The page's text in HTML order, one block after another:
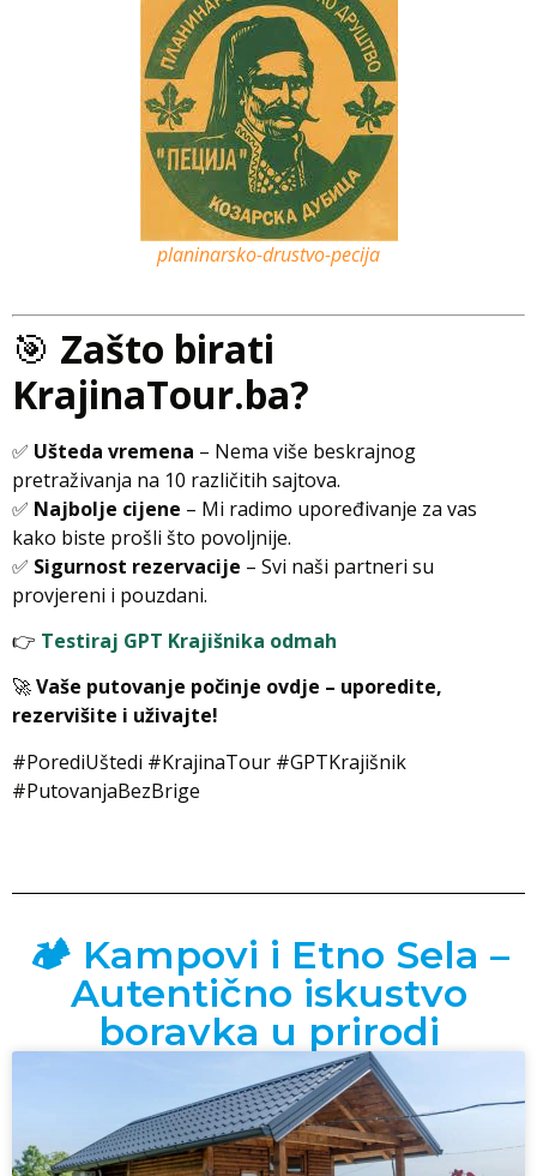
planinarsko-drustvo-pecija
🎯 Zašto birati
KrajinaTour.ba?
✅ Ušteda vremena – Nema više beskrajnog
pretraživanja na 10 različitih sajtova.
✅ Najbolje cijene – Mi radimo upoređivanje za vas
kako biste prošli što povoljnije.
✅ Sigurnost rezervacije – Svi naši partneri su
provjereni i pouzdani.
👉 Testiraj GPT Krajišnika odmah
🚀Vaše putovanje počinje ovdje – uporedite,
rezervišite i uživajte!
#PorediUštedi #KrajinaTour #GPTKrajišnik
#PutovanjaBezBrige
🏕️ Kampovi i Etno Sela –
Autentično iskustvo
boravka u prirodi